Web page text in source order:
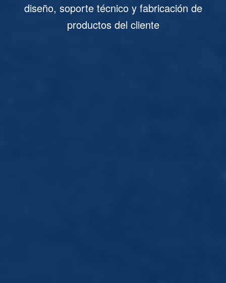
diseño, soporte técnico y fabricación de
productos del cliente